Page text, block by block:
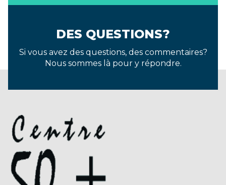
DES QUESTIONS?
Si vous avez des questions, des commentaires?
Nous sommes là pour y répondre.